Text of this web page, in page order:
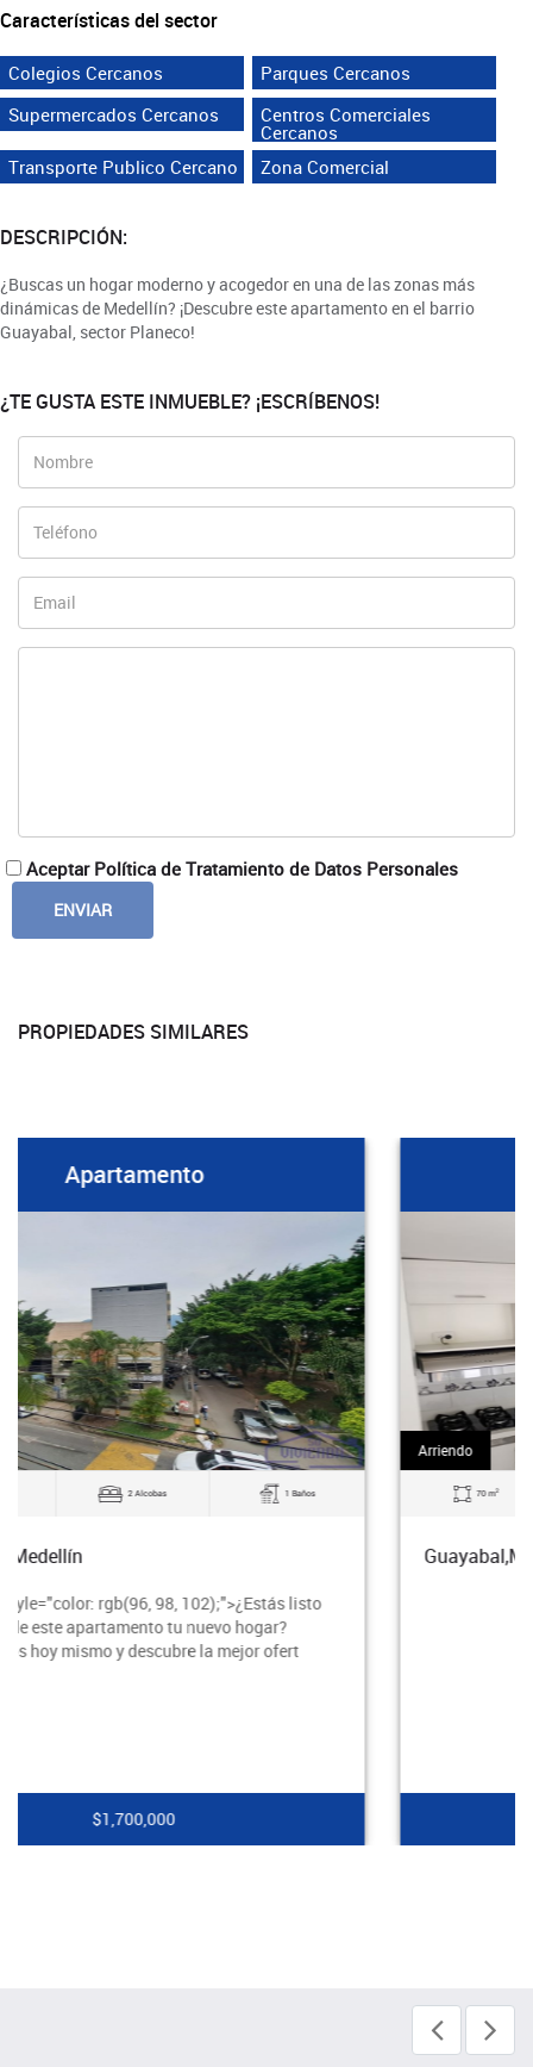
Características del sector
Colegios Cercanos
Parques Cercanos
Supermercados Cercanos
Centros Comerciales
Cercanos
Transporte Publico Cercano
Zona Comercial
DESCRIPCIÓN:
¿Buscas un hogar moderno y acogedor en una de las zonas más
dinámicas de Medellín? ¡Descubre este apartamento en el barrio
Guayabal, sector Planeco!
¿TE GUSTA ESTE INMUEBLE? ¡ESCRÍBENOS!
Aceptar Política de Tratamiento de Datos Personales
PROPIEDADES SIMILARES
Apartamento
Arriendo
70 m2 3 Alcobas
Guayabal,Medellín